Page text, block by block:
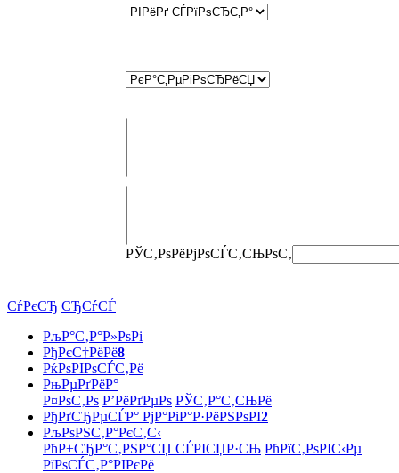
РЎС‚РѕРёРјРѕСЃС‚СЊРѕС‚
СѓРєСЂ СЂСѓСЃ
РљР°С‚Р°Р»РѕРі
РђРєС†РёРё8
РќРѕРІРѕСЃС‚Рё
РњРµРґРёР°
Р¤РѕС‚Рѕ Р’РёРґРµРѕ РЎС‚Р°С‚СЊРё
РђРґСЂРµСЃР° РјР°РіР°Р·РёРЅРѕРІ2
РљРѕРЅС‚Р°РєС‚С‹
РћР±СЂР°С‚РЅР°СЏ СЃРІСЏР·СЊ РћРїС‚РѕРІС‹Рµ
РїРѕСЃС‚Р°РІРєРё